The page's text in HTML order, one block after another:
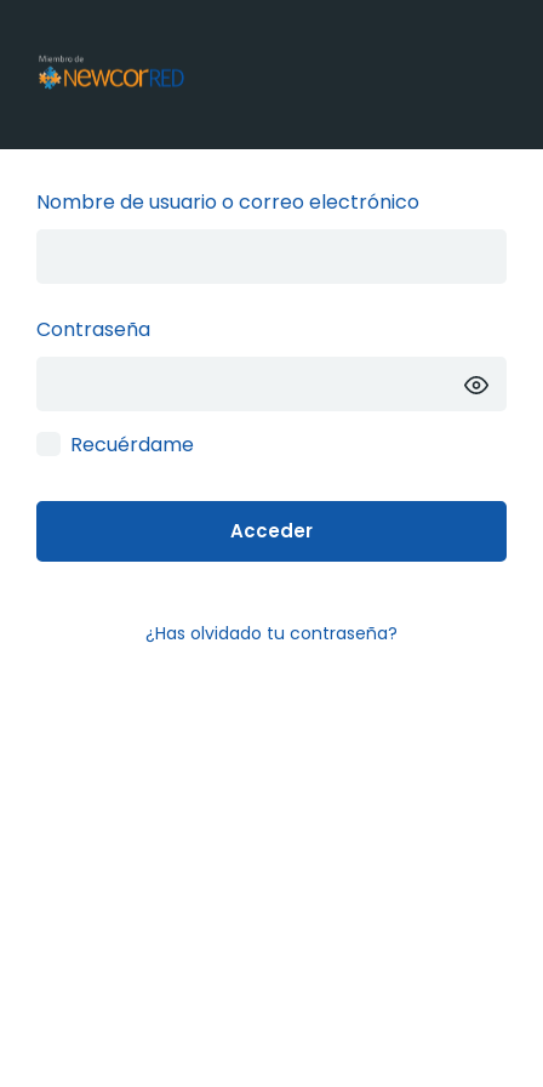
Nombre de usuario o correo electrónico
Contraseña
Recuérdame
¿Has olvidado tu contraseña?